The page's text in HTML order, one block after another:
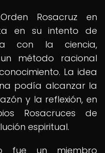
Rosacruz en
en su intento de
con la ciencia,
método racional
La idea
podía alcanzar la
y la reflexión, en
Rosacruces de
espiritual.
fue un miembro